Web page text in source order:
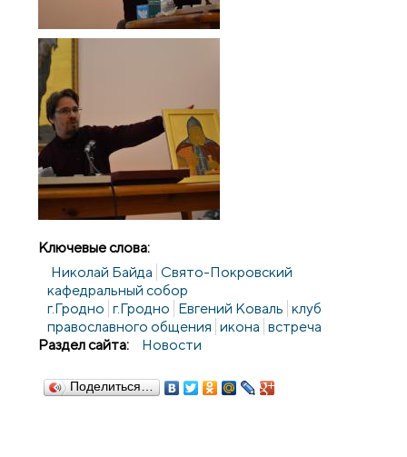
Ключевые слова:
Николай Байда Свято-Покровский
кафедральный собор
г.Гродно г.Гродно Евгений Коваль клуб
православного общения икона встреча
Раздел сайта:
Новости
Поделиться…